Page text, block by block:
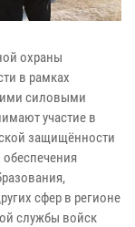
охраны
в рамках
силовыми
участие в
защищённости
сфер в регионе
службы войск